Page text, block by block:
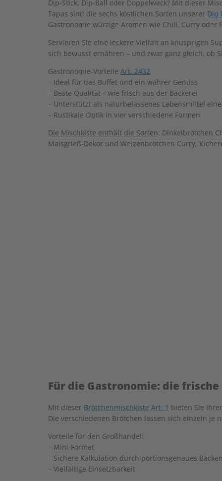
Dip-Stick, Dip-Ball oder Doppelweck? Mit dieser
Tapas sind die sechs köstlichen Sorten unserer Dip
Gastronomie würzige Aromen wie Chili, Curry
Servieren Sie eine leckere Vielfalt an knusprigen
sich bewusst ernähren – und zwar ganz gleich, ob
Gastronomie-Vorteile Art. 2432
– Ideal für das Buffet und ein wahrer Genuss
– Beste Qualität – wie frisch aus der Bäckerei
– Unterstützt als naturbelassenes Lebensmittel
– Rustikale Optik in vier verschiedene Formen
Die Mischkiste enthält die Sorten: Dinkelbrötchen
Maisgrieß-Dekor und Weizenbrötchen Curry,
Für die Gastronomie: die
Mit dieser Brötchenmischkiste Art. 1 bieten Sie
Die verschiedenen Brötchen lassen sich einzeln
Vorteile für den Großhandel:
– Mini-Format
– Sichere Kalkulation durch portionsgenaues
– Vielfältige Einsetzbarkeit